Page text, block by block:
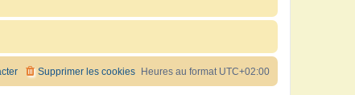
Heures au format UTC+02:00
Supprimer les cookies